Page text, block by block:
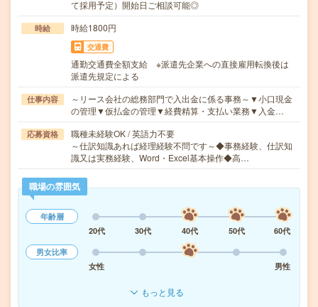
て採用予定）開始日ご相談可能◎
時給 時給1800円
交通費
通勤交通費全額支給 ※派遣先企業への直接雇用転換後は
派遣先規定による
仕事内容
～リース会社の総務部門で入出金に係る事務～▼小口現金
の管理▼仮払金の管理▼経費精算・支払い業務▼入金…
応募資格
職種未経験OK / 英語力不要
～仕訳知識あれば経理経験不問です～◆事務経験、仕訳知
識又は実務経験、Word・Excel基本操作◆高…
職場の雰囲気
年齢層
20代
30代 40代 50代
60代
男女比率
女性
男性
もっと見る